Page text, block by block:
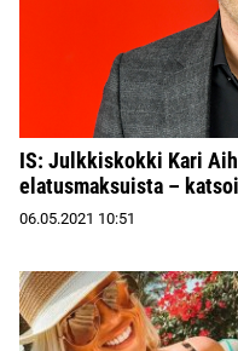
IS: Julkkiskokki Kari
elatusmaksuista –
06.05.2021 10:51